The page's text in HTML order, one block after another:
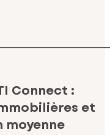
Connect :
et
moyenne